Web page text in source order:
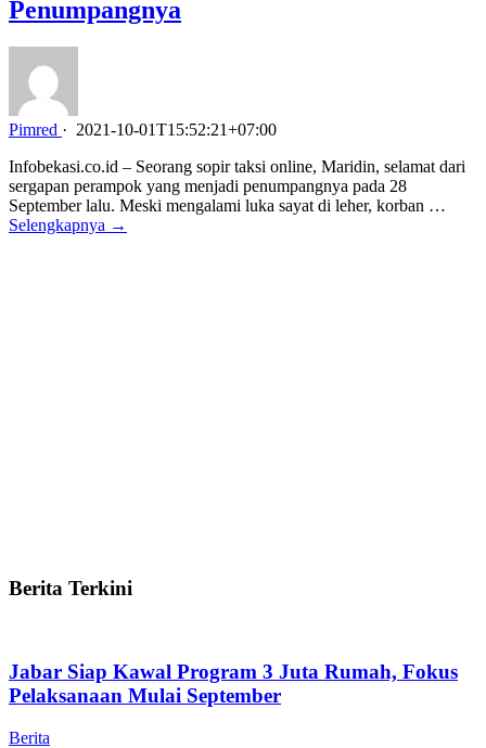
Penumpangnya
Pimred · 2021-10-01T15:52:21+07:00
Infobekasi.co.id – Seorang sopir taksi online, Maridin, selamat dari
sergapan perampok yang menjadi penumpangnya pada 28
September lalu. Meski mengalami luka sayat di leher, korban …
Selengkapnya →
Berita Terkini
Jabar Siap Kawal Program 3 Juta Rumah, Fokus
Pelaksanaan Mulai September
Berita